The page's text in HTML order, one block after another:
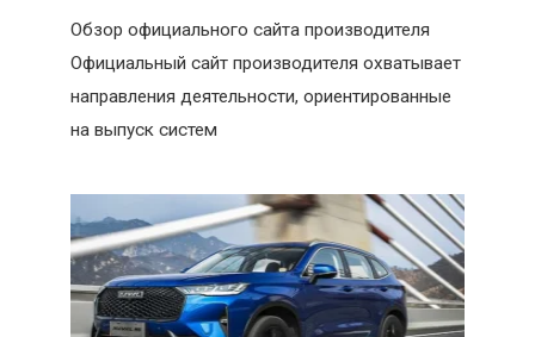
Обзор официального сайта производителя
Официальный сайт производителя охватывает
направления деятельности, ориентированные
на выпуск систем